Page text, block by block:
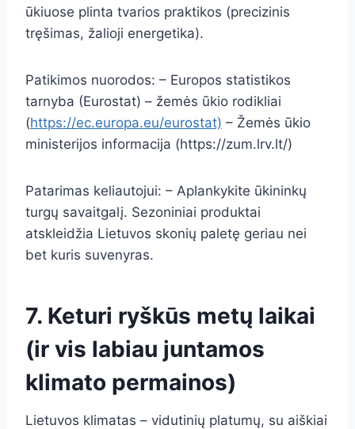
ūkiuose plinta tvarios praktikos (precizinis
tręšimas, žalioji energetika).
Patikimos nuorodos: – Europos statistikos
tarnyba (Eurostat) – žemės ūkio rodikliai
(https://ec.europa.eu/eurostat) – Žemės ūkio
ministerijos informacija (https://zum.lrv.lt/)
Patarimas keliautojui: – Aplankykite ūkininkų
turgų savaitgalį. Sezoniniai produktai
atskleidžia Lietuvos skonių paletę geriau nei
bet kuris suvenyras.
7. Keturi ryškūs metų laikai
(ir vis labiau juntamos
klimato permainos)
Lietuvos klimatas – vidutinių platumų, su aiškiai